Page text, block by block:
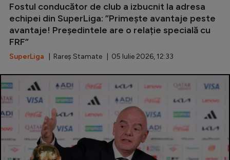
Fostul conducător de club a izbucnit la adresa
echipei din SuperLiga: ”Primește avantaje peste
avantaje! Președintele are o relație specială cu
FRF”
SuperLiga | Rareș Stamate | 05 Iulie 2026, 12:33